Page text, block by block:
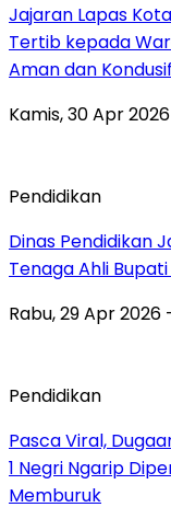
Jajaran Lapas
Tertib kepada
Aman dan Kondusif
Kamis, 30 Apr
Pendidikan
Dinas Pendidikan
Tenaga Ahli
Rabu, 29 Apr 2026
Pendidikan
Pasca Viral,
1 Negri Ngarip
Memburuk